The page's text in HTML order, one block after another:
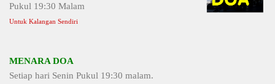
Pukul 19:30 Malam
Untuk Kalangan Sendiri
MENARA DOA
Setiap hari Senin Pukul 19:30 malam.